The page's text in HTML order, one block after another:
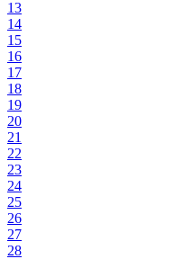
13
14
15
16
17
18
19
20
21
22
23
24
25
26
27
28